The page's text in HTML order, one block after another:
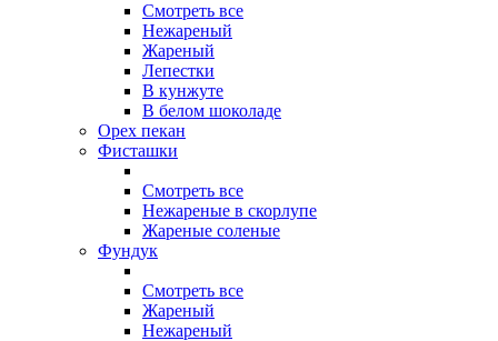
Смотреть все
Нежареный
Жареный
Лепестки
В кунжуте
В белом шоколаде
Орех пекан
Фисташки
Смотреть все
Нежареные в скорлупе
Жареные соленые
Фундук
Смотреть все
Жареный
Нежареный